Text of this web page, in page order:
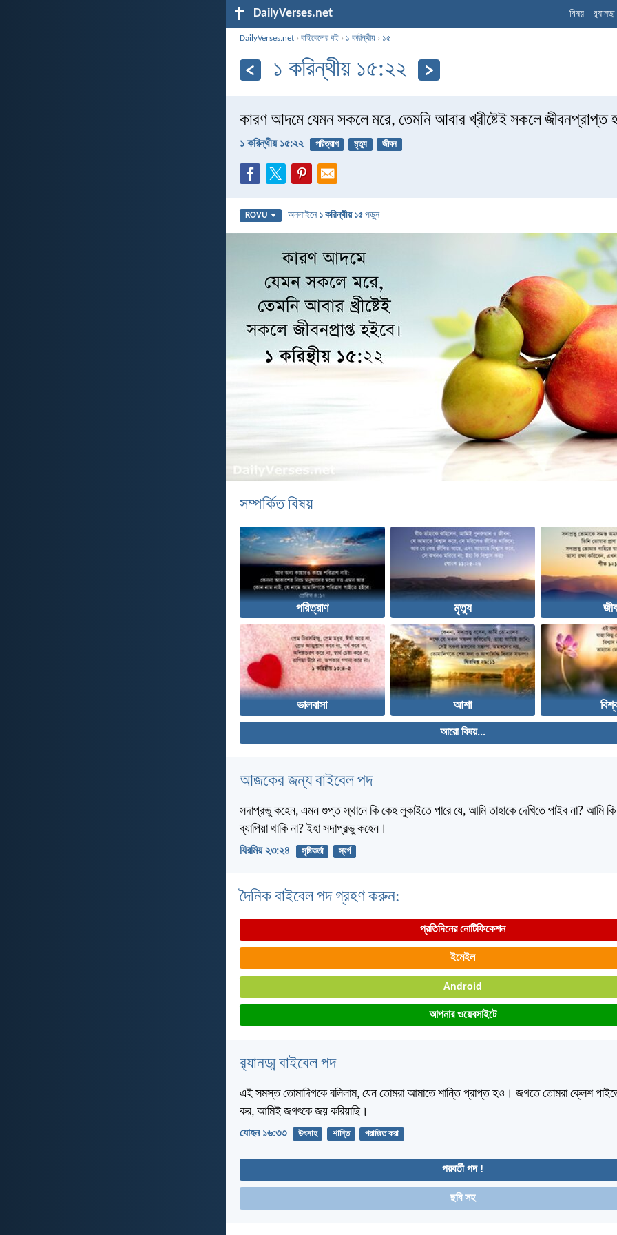
DailyVerses.net বিষয়
DailyVerses.net ›বাইবেলের বই › ১ করিন্থীয় › ১৫
১ করিন্থীয় ১৫:২২
কারণ আদমে যেমন সকলে মরে, তেমনি আবার খ্রীষ্টেই সকলে জীবনপ্রাপ্ত
১ করিন্থীয় ১৫:২২ পরিত্রাণ মৃত্যু জীবন
ROVU অনলাইনে ১ করিন্থীয় ১৫ পড়ুন
সম্পর্কিত বিষয়
পরিত্রাণ মৃত্যু
ভালবাসা আশা
আরো বিষয়...
আজকের জন্য বাইবেল পদ
সদাপ্রভু কহেন, এমন গুপ্ত স্থানে কি কেহ লুকাইতে পারে যে, আমি তাহাকে দেখিতে পাইব না? আমি কি
ব্যাপিয়া থাকি না? ইহা সদাপ্রভু কহেন।
যিরমিয় ২৩:২৪ সৃষ্টিকর্তা স্বর্গ
দৈনিক বাইবেল পদ গ্রহণ করুন:
প্রতিদিনের নোটিফিকেশন
ইমেইল
Android
আপনার ওয়েবসাইটে
র‌্যানড্ম বাইবেল পদ
এই সমস্ত তোমাদিগকে বলিলাম, যেন তোমরা আমাতে শান্তি প্রাপ্ত হও। জগতে তোমরা ক্লেশ
কর, আমিই জগৎকে জয় করিয়াছি।
যোহন ১৬:৩৩ উৎসাহ শান্তি পরাজিত করা
পরবর্তী পদ !
ছবি সহ